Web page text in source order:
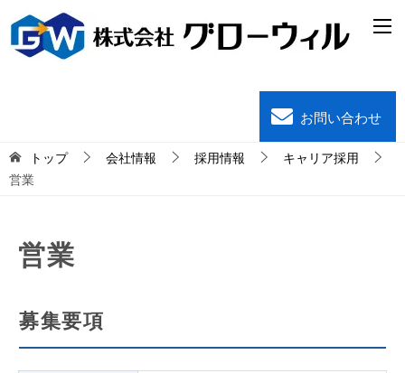
お問い合わせ
トップ 会社情報 採用情報
キャリア採用
営業
営業
募集要項